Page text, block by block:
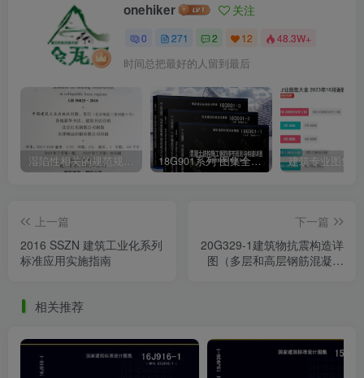
onehiker 关注
0 271 2 12 48.3W+
时间总把最好的人留到最后
湿陷性相关的规范规程图集汇总下载 18G901系列 图集全套电子版下载 完整版
上一篇
2016 SSZN 建筑工业化系列
标准应用实施指南
下一篇
20G329-1建筑物抗震构造详
图（多层和高层钢筋混凝土
相关推荐